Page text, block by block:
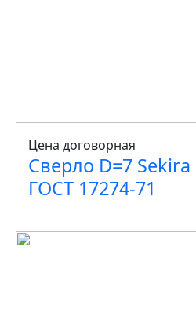
Цена договорная
Сверло D=7
ГОСТ 17274-71